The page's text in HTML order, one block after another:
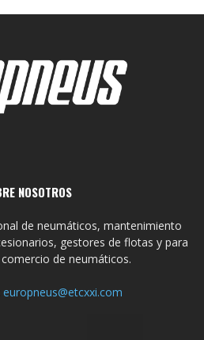
NOSOTROS
de neumáticos, mantenimiento
gestores de flotas y para
de neumáticos.
europneus@etcxxi.com